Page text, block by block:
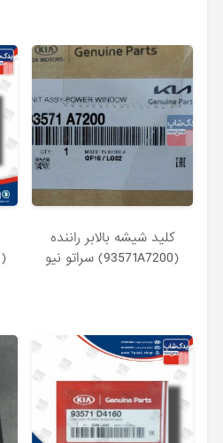
كليد شيشه بالابر راننده
(93571A7200) سراتو نیو